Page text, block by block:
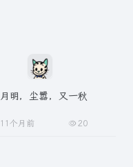
月明，尘嚣，又一秋
11个月前 20